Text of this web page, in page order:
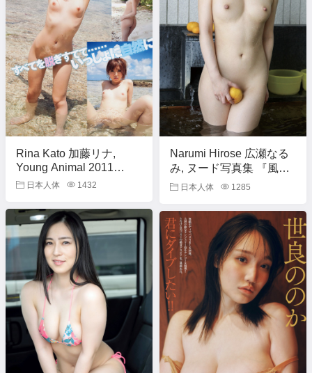
Rina Kato 加藤リナ,
Young Animal 2011
No.19 (ヤングアニマル
日本人体 1432
Narumi Hirose 広瀬なる
み, ヌード写真集 『風に
包まれて』 Set.01
日本人体 1285